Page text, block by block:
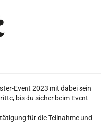
Event 2023 mit dabei sein
bis du sicher beim Event
für die Teilnahme und